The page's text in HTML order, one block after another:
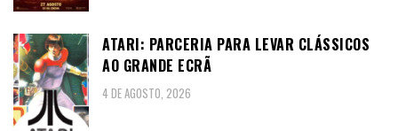
ATARI: PARCERIA PARA LEVAR CLÁSSICOS
AO GRANDE ECRÃ
4 DE AGOSTO, 2026